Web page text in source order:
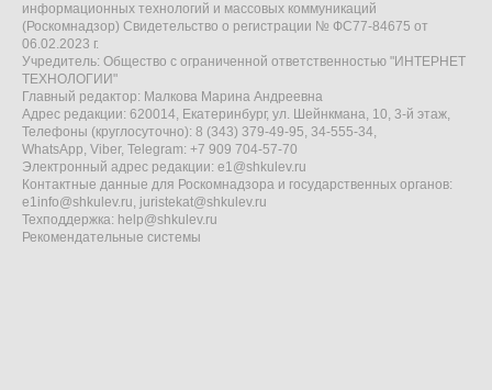
информационных технологий и массовых коммуникаций
(Роскомнадзор) Свидетельство о регистрации № ФС77-84675 от
06.02.2023 г.
Учредитель: Общество с ограниченной ответственностью "ИНТЕРНЕТ
ТЕХНОЛОГИИ"
Главный редактор: Малкова Марина Андреевна
Адрес редакции: 620014, Екатеринбург, ул. Шейнкмана, 10, 3-й этаж,
Телефоны (круглосуточно): 8 (343) 379-49-95, 34-555-34,
WhatsApp, Viber, Telegram: +7 909 704-57-70
Электронный адрес редакции: e1@shkulev.ru
Контактные данные для Роскомнадзора и государственных органов:
e1info@shkulev.ru, juristekat@shkulev.ru
Техподдержка: help@shkulev.ru
Рекомендательные системы